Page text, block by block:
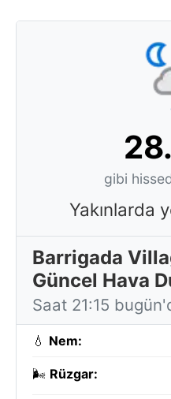
gibi
Yakınlarda
Barrigada
Güncel Hava
Saat 21:15
💧 Nem:
🌬️ Rüzgar: